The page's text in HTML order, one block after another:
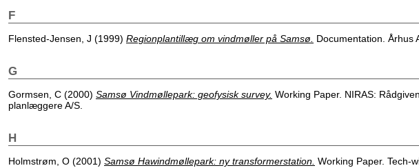
F
Flensted-Jensen, J (1999) Regionplantillæg om vindmøller på Samsø. Documentation. Århus
G
Gormsen, C (2000) Samsø Vindmøllepark: geofysisk survey. Working Paper. NIRAS:
planlæggere A/S.
H
Holmstrøm, O (2001) Samsø Hawindmøllepark: ny transformerstation. Working Paper. Tech-